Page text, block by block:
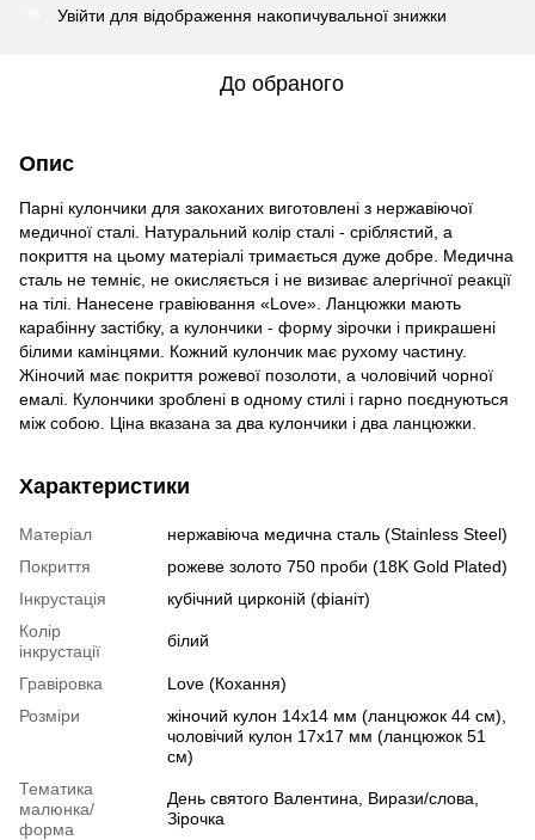
Увійти для відображення накопичувальної знижки
До обраного
Опис
Парні кулончики для закоханих виготовлені з нержавіючої
медичної сталі. Натуральний колір сталі - сріблястий, а
покриття на цьому матеріалі тримається дуже добре. Медична
сталь не темніє, не окисляється і не визиває алергічної реакції
на тілі. Нанесене гравіювання «Love». Ланцюжки мають
карабінну застібку, а кулончики - форму зірочки і прикрашені
білими камінцями. Кожний кулончик має рухому частину.
Жіночий має покриття рожевої позолоти, а чоловічий чорної
емалі. Кулончики зроблені в одному стилі і гарно поєднуються
між собою. Ціна вказана за два кулончики і два ланцюжки.
Характеристики
Матеріал
нержавіюча медична сталь (Stainless Steel)
Покриття
рожеве золото 750 проби (18K Gold Plated)
Інкрустація
кубічний цирконій (фіаніт)
Колір
інкрустації
білий
Гравіровка
Love (Кохання)
Розміри
жіночий кулон 14х14 мм (ланцюжок 44 см),
чоловічий кулон 17х17 мм (ланцюжок 51
см)
Тематика
малюнка/
форма
День святого Валентина, Вирази/слова,
Зірочка